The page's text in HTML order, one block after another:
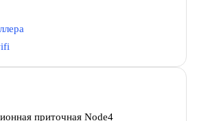
приточная Node4